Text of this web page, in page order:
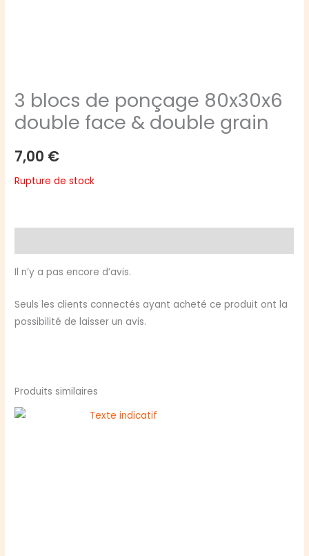
3 blocs de ponçage 80x30x6
double face & double grain
7,00 €
Rupture de stock
Il n’y a pas encore d’avis.
Seuls les clients connectés ayant acheté ce produit ont la
possibilité de laisser un avis.
Produits similaires